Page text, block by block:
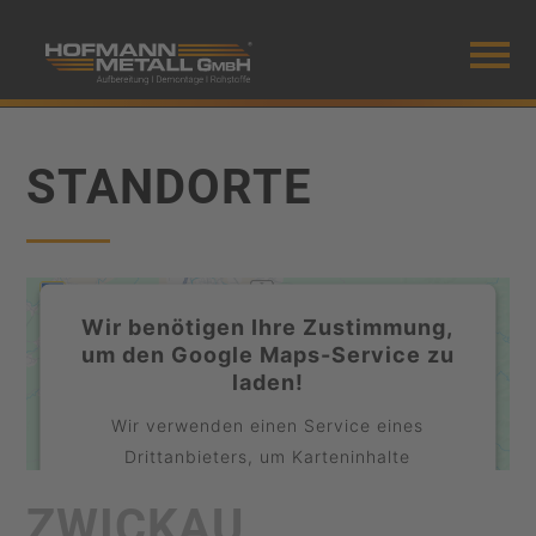
STANDORTE
Wir benötigen Ihre Zustimmung,
um den Google Maps-Service zu
laden!
Wir verwenden einen Service eines
Drittanbieters, um Karteninhalte
Ihren Aktivitäten sammeln. Bitte lesen Sie